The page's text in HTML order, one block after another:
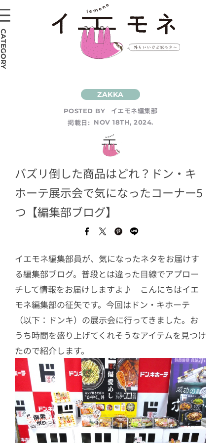
POSTED BY
イエモネ編集部
掲載日:
NOV 18TH, 2024.
バズリ倒した商品はどれ？ドン・キ
ホーテ展示会で気になったコーナー5
つ【編集部ブログ】
イエモネ編集部員が、気になったネタをお届けす
る編集部ブログ。普段とは違った目線でアプロー
チして情報をお届けしますよ♪ こんにちはイエ
モネ編集部の征矢です。今回はドン・キホーテ
（以下：ドンキ）の展示会に行ってきました。お
うち時間を盛り上げてくれそうなアイテムを見つけ
たので紹介します。